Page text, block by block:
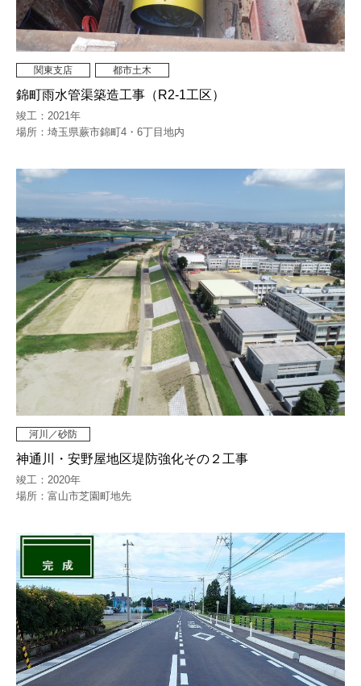
関東支店 都市土木
錦町雨水管渠築造工事（R2-1工区）
竣工：2021年
場所：埼玉県蕨市錦町4・6丁目地内
河川／砂防
神通川・安野屋地区堤防強化その２工事
竣工：2020年
場所：富山市芝園町地先